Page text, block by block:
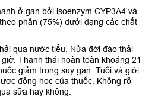
ở gan bởi isoenzym CYP3A4 và
phân (75%) dưới dạng các chất
qua nước tiểu. Nửa đời đào thải
Thanh thải hoàn toàn khoảng 21
giảm trong suy gan. Tuổi và giới
động học của thuốc. Không rõ
sữa hay không.